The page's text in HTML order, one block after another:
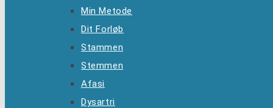
Min Metode
Dit Forløb
Stammen
Stemmen
Afasi
Dysartri